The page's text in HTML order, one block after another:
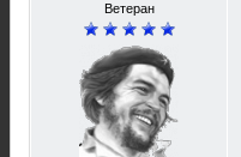
Ветеран